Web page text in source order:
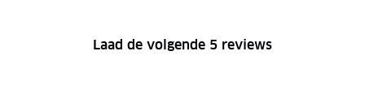
Laad de volgende 5 reviews